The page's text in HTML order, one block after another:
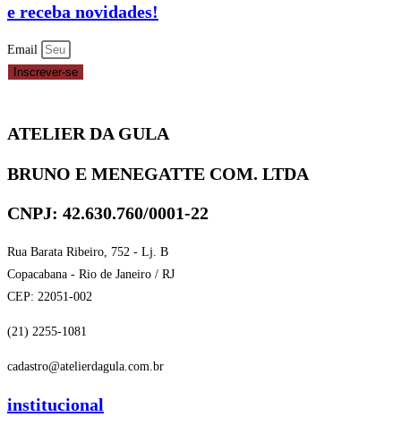
e receba novidades!
Email
Inscrever-se
ATELIER DA GULA
BRUNO E MENEGATTE COM. LTDA
CNPJ: 42.630.760/0001-22
Rua Barata Ribeiro, 752 - Lj. B
Copacabana - Rio de Janeiro / RJ
CEP: 22051-002
(21) 2255-1081
cadastro@atelierdagula.com.br
institucional